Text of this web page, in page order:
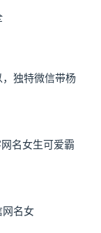
独特微信带杨
名女生可爱霸
网名女